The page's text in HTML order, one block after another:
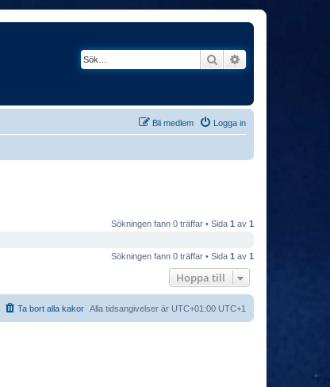
Sök
Logga in
Bli medlem
Sökningen fann 0 träffar • Sida 1 av 1
Sökningen fann 0 träffar • Sida 1 av 1
Hoppa till
Alla tidsangivelser är UTC+01:00 UTC+1
Ta bort alla kakor